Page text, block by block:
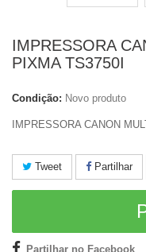
IMPRESSORA
PIXMA TS3750I
Condição: Novo produto
IMPRESSORA CANON
Tweet Partilhar
Partilhar no Facebook